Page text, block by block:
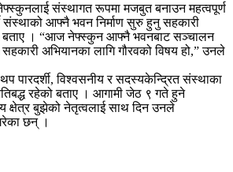
संस्थागत रूपमा मजबुत बनाउन महत्वपूर्ण
संस्थाको आफ्नै भवन निर्माण सुरु हुनु सहकारी
बताए । “आज नेफ्स्कुन आफ्नै भवनबाट सञ्चालन
अभियानका लागि गौरवको विषय हो,” उनले
पारदर्शी, विश्वसनीय र सदस्यकेन्द्रित संस्थाका
रहेको बताए । आगामी जेठ ९ गते हुने
क्षेत्र बुझेको नेतृत्वलाई साथ दिन उनले
छन् ।